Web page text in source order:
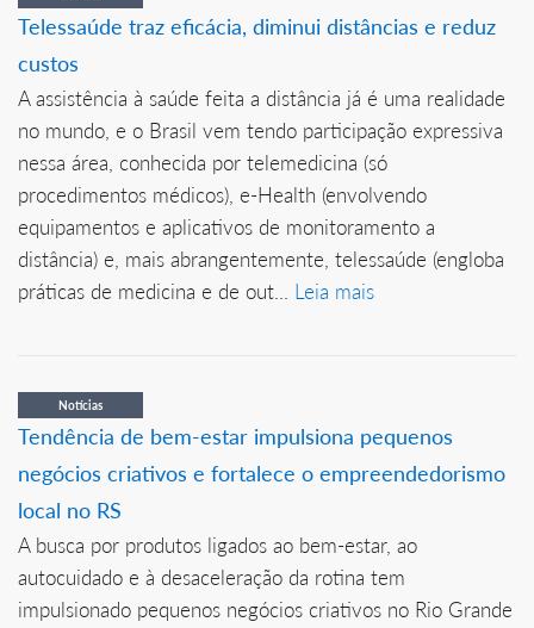
Telessaúde traz eficácia, diminui distâncias e reduz
custos
A assistência à saúde feita a distância já é uma realidade
no mundo, e o Brasil vem tendo participação expressiva
nessa área, conhecida por telemedicina (só
procedimentos médicos), e-Health (envolvendo
equipamentos e aplicativos de monitoramento a
distância) e, mais abrangentemente, telessaúde (engloba
práticas de medicina e de out... Leia mais
Notícias
Tendência de bem-estar impulsiona pequenos
negócios criativos e fortalece o empreendedorismo
local no RS
A busca por produtos ligados ao bem-estar, ao
autocuidado e à desaceleração da rotina tem
impulsionado pequenos negócios criativos no Rio Grande